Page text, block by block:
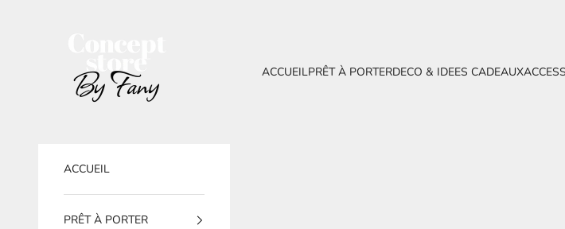
ACCUEILPRÊT À PORTERDECO & IDEES CADEAUX
ACCUEIL
PRÊT À PORTER